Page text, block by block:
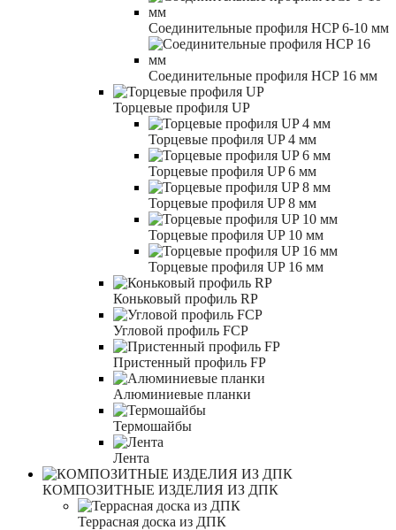
Соединительные профиля HCP 6-10 мм
Соединительные профиля HCP 16 мм
Торцевые профиля UP
Торцевые профиля UP 4 мм
Торцевые профиля UP 6 мм
Торцевые профиля UP 8 мм
Торцевые профиля UP 10 мм
Торцевые профиля UP 16 мм
Коньковый профиль RP
Угловой профиль FCP
Пристенный профиль FP
Алюминиевые планки
Термошайбы
Лента
КОМПОЗИТНЫЕ ИЗДЕЛИЯ ИЗ ДПК
Террасная доска из ДПК